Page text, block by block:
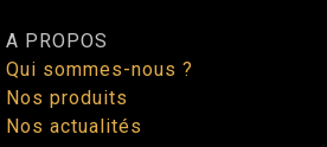
A PROPOS
Qui sommes-nous ?
Nos produits
Nos actualités